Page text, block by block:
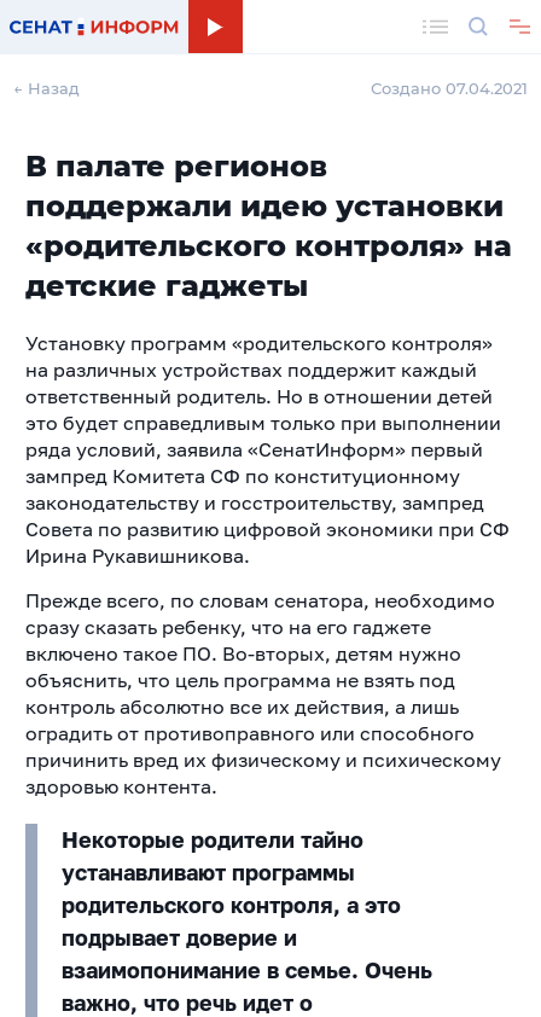
← Назад Создано 07.04.2021
В палате регионов
поддержали идею установки
«родительского контроля» на
детские гаджеты
Установку программ «родительского контроля»
на различных устройствах поддержит каждый
ответственный родитель. Но в отношении детей
это будет справедливым только при выполнении
ряда условий, заявила «СенатИнформ» первый
зампред Комитета СФ по конституционному
законодательству и госстроительству, зампред
Совета по развитию цифровой экономики при СФ
Ирина Рукавишникова.
Прежде всего, по словам сенатора, необходимо
сразу сказать ребенку, что на его гаджете
включено такое ПО. Во-вторых, детям нужно
объяснить, что цель программа не взять под
контроль абсолютно все их действия, а лишь
оградить от противоправного или способного
причинить вред их физическому и психическому
здоровью контента.
Некоторые родители тайно
устанавливают программы
родительского контроля, а это
подрывает доверие и
взаимопонимание в семье. Очень
важно, что речь идет о